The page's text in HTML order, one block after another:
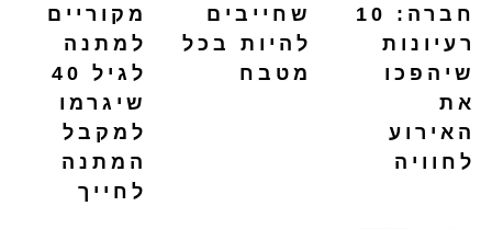
חברה: 10
רעיונות
שיהפכו
את
האירוע
לחוויה
שחייבים
להיות בכל
מטבח
מקוריים
למתנה
לגיל 40
שיגרמו
למקבל
המתנה
לחייך